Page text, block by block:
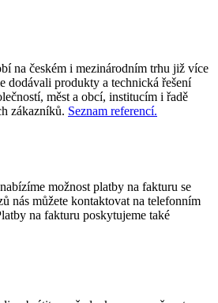
na českém i mezinárodním trhu již více
dodávali produkty a technická řešení
měst a obcí, institucím i řadě
zákazníků. Seznam referencí.
možnost platby na fakturu se
nás můžete kontaktovat na telefonním
na fakturu poskytujeme také